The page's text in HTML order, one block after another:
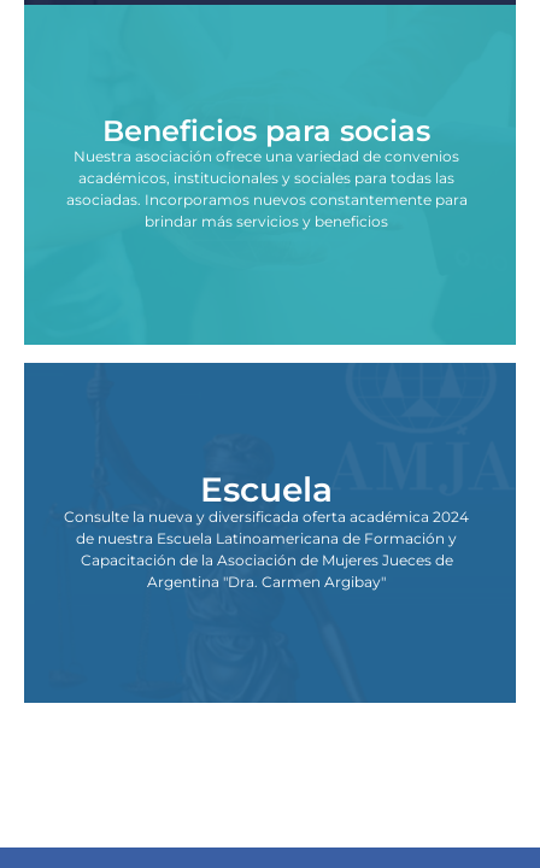
Beneficios para socias
Nuestra asociación ofrece una variedad de convenios
académicos, institucionales y sociales para todas las
asociadas. Incorporamos nuevos constantemente para
brindar más servicios y beneficios
Escuela
Consulte la nueva y diversificada oferta académica 2024
de nuestra Escuela Latinoamericana de Formación y
Capacitación de la Asociación de Mujeres Jueces de
Argentina "Dra. Carmen Argibay"